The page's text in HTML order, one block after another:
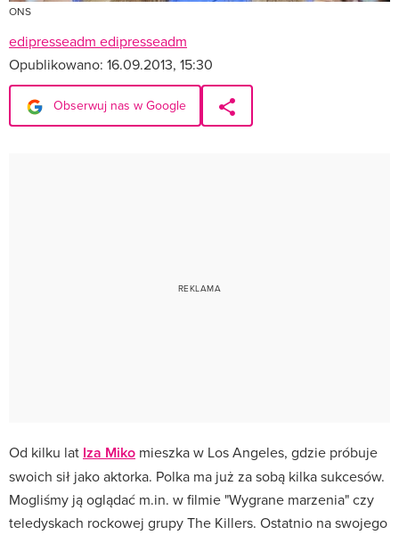
ONS
edipresseadm edipresseadm
Opublikowano: 16.09.2013, 15:30
Obserwuj nas w Google
Od kilku lat Iza Miko mieszka w Los Angeles, gdzie próbuje
swoich sił jako aktorka. Polka ma już za sobą kilka sukcesów.
Mogliśmy ją oglądać m.in. w filmie "Wygrane marzenia" czy
teledyskach rockowej grupy The Killers. Ostatnio na swojego